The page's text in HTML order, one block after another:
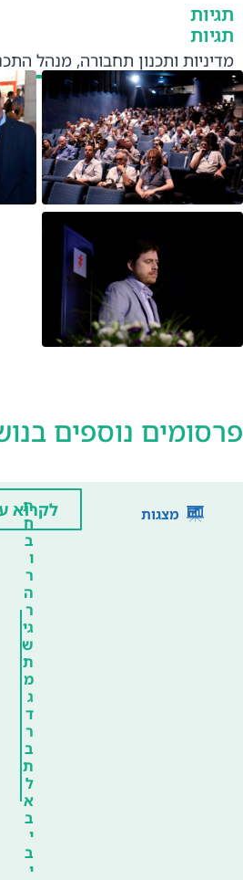
תגיות
תגיות
מדיניות ותכנון תחבורה, מנהל
פרסומים נוספים
מצגות
ת
ח
ב
ו
ר
ה
ר
גי
ש
ת
מ
ג
ד
ר
ב
ת
ל
א
ב
י
ב
י
לקרוא